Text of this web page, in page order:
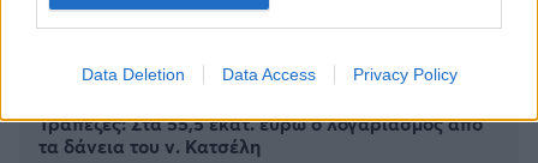
Data Deletion Data Access Privacy Policy
Νέο Χωροταξικό Τουρισμού: Οι νέες «κόκκινες
γραμμές» για το περιβάλλον
Τράπεζες: Στα 55,5 εκατ. ευρώ ο λογαριασμός από
τα δάνεια του ν. Κατσέλη